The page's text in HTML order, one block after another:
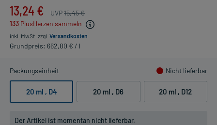
13,24 € UVP15,45 €
133 PlusHerzen sammeln
inkl. MwSt. zzgl. Versandkosten
Grundpreis: 662,00 € / l
Packungseinheit Nicht lieferbar
20 ml , D4 20 ml , D6 20 ml , D12
Der Artikel ist momentan nicht lieferbar.